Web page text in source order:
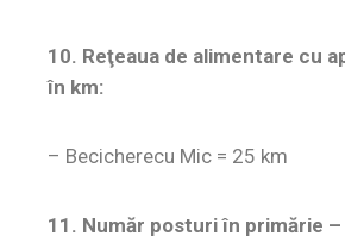
10. Reţeaua de alimentare cu
în km:
– Becicherecu Mic = 25 km
11. Număr posturi în primărie –